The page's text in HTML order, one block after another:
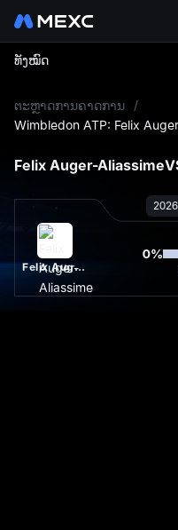
ທັງໝົດ
ຕະຫຼາດການຄາດການ
/
Wimbledon ATP: Felix
Felix Auger-Aliassime
Felix Auger-Aliassime
0%